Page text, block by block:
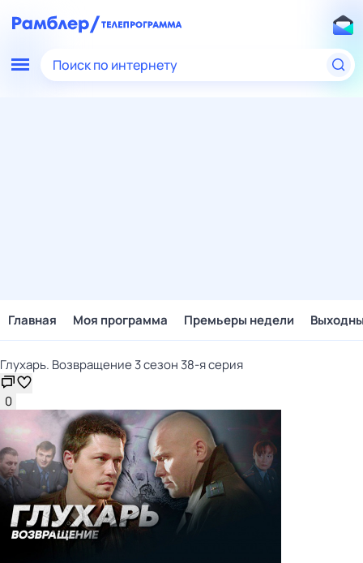
Поиск по интернету
Главная Моя программа Премьеры недели
Глухарь. Возвращение 3 сезон 38-я серия
0